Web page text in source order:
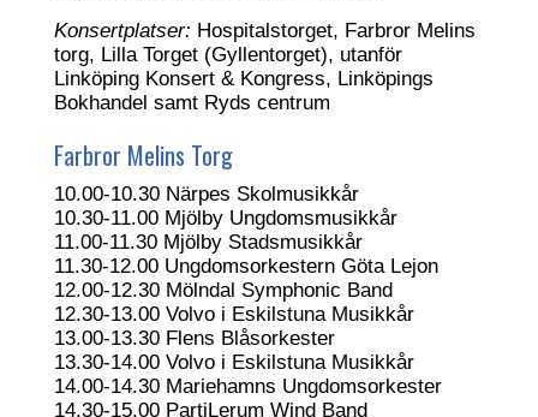
Konsertplatser: Hospitalstorget, Farbror Melins
torg, Lilla Torget (Gyllentorget), utanför
Linköping Konsert & Kongress, Linköpings
Bokhandel samt Ryds centrum
Farbror Melins Torg
10.00-10.30 Närpes Skolmusikkår
10.30-11.00 Mjölby Ungdomsmusikkår
11.00-11.30 Mjölby Stadsmusikkår
11.30-12.00 Ungdomsorkestern Göta Lejon
12.00-12.30 Mölndal Symphonic Band
12.30-13.00 Volvo i Eskilstuna Musikkår
13.00-13.30 Flens Blåsorkester
13.30-14.00 Volvo i Eskilstuna Musikkår
14.00-14.30 Mariehamns Ungdomsorkester
14.30-15.00 PartiLerum Wind Band